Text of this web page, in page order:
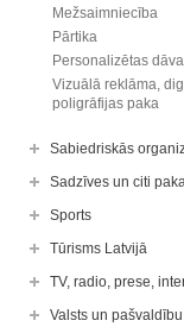
Mežsaimniecība
Pārtika
Personalizētas
Vizuālā reklāma,
poligrāfijas paka
Sabiedriskās
Sadzīves un citi
Sports
Tūrisms Latvijā
TV, radio, prese,
Valsts un